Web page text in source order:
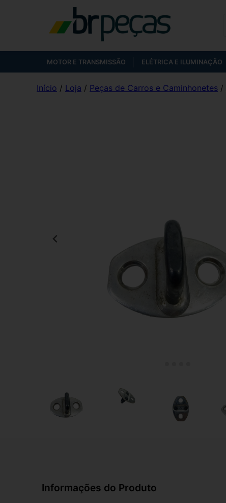
MOTOR E TRANSMISSÃO ELÉTRICA E ILUMINAÇÃO
Início / Loja / Peças de Carros e Caminhonetes /
Informações do Produto